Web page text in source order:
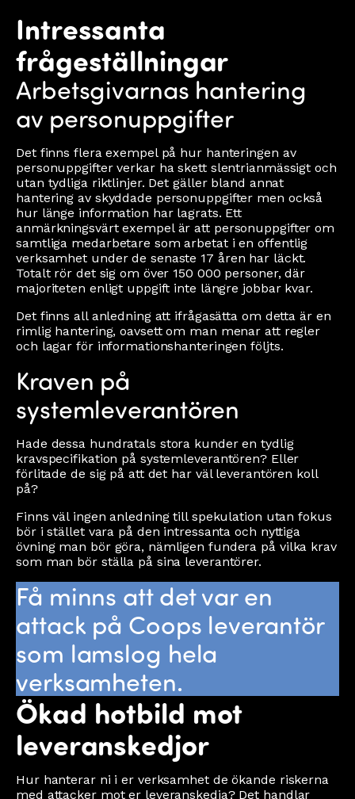
Intressanta
frågeställningar
Arbetsgivarnas hantering
av personuppgifter
Det finns flera exempel på hur hanteringen av
personuppgifter verkar ha skett slentrianmässigt och
utan tydliga riktlinjer. Det gäller bland annat
hantering av skyddade personuppgifter men också
hur länge information har lagrats. Ett
anmärkningsvärt exempel är att personuppgifter om
samtliga medarbetare som arbetat i en offentlig
verksamhet under de senaste 17 åren har läckt.
Totalt rör det sig om över 150 000 personer, där
majoriteten enligt uppgift inte längre jobbar kvar.
Det finns all anledning att ifrågasätta om detta är en
rimlig hantering, oavsett om man menar att regler
och lagar för informationshanteringen följts.
Kraven på
systemleverantören
Hade dessa hundratals stora kunder en tydlig
kravspecifikation på systemleverantören? Eller
förlitade de sig på att det har väl leverantören koll
på?
Finns väl ingen anledning till spekulation utan fokus
bör i stället vara på den intressanta och nyttiga
övning man bör göra, nämligen fundera på vilka krav
som man bör ställa på sina leverantörer.
Få minns att det var en
attack på Coops leverantör
som lamslog hela
verksamheten.
Ökad hotbild mot
leveranskedjor
Hur hanterar ni i er verksamhet de ökande riskerna
med attacker mot er leveranskedja? Det handlar